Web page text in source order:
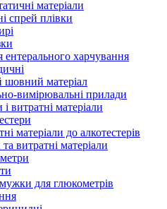
матеріали
спрей плівки
харчування
шовний матеріал
вимірювальні прилади
витратні матеріали
матеріали до алкотестерів
витратні матеріали
для глюкометрів